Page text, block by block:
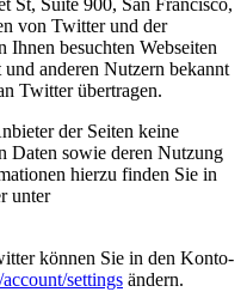
St, Suite 900, San Francisco,
von Twitter und der
besuchten Webseiten
anderen Nutzern bekannt
Twitter übertragen.
der Seiten keine
Daten sowie deren Nutzung
hierzu finden Sie in
unter
können Sie in den Konto-
settings ändern.